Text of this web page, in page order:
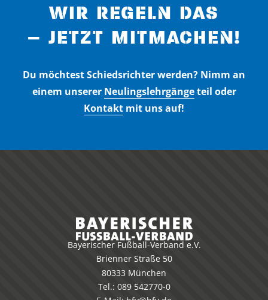
WIR REGELN DAS
– JETZT MITMACHEN!
Du möchtest Schiedsrichter werden? Nimm an
einem unserer Neulingslehrgängeteil oder
Kontakt mit uns auf!
Bayerischer Fußball-Verband e.V.
Brienner Straße 50
80333 München
Tel.: 089 542770-0